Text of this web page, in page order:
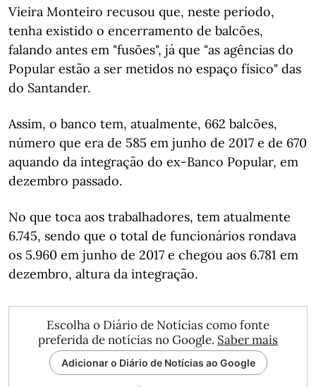
Vieira Monteiro recusou que, neste período,
tenha existido o encerramento de balcões,
falando antes em "fusões", já que "as agências do
Popular estão a ser metidos no espaço físico" das
do Santander.
Assim, o banco tem, atualmente, 662 balcões,
número que era de 585 em junho de 2017 e de 670
aquando da integração do ex-Banco Popular, em
dezembro passado.
No que toca aos trabalhadores, tem atualmente
6.745, sendo que o total de funcionários rondava
os 5.960 em junho de 2017 e chegou aos 6.781 em
dezembro, altura da integração.
Escolha o Diário de Notícias como fonte
preferida de notícias no Google. Saber mais
Adicionar o Diário de Notícias ao Google